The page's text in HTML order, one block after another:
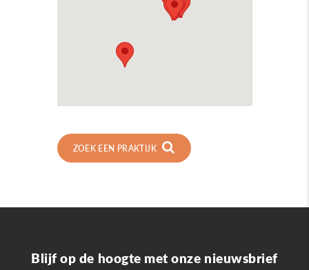
ZOEK EEN PRAKTIJK
Blijf op de hoogte met onze nieuwsbrief